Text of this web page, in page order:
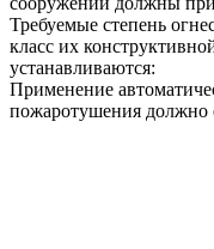
Требуемые степень
класс их
устанавливаются:
Применение
пожаротушения должно